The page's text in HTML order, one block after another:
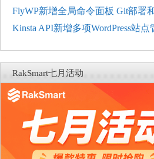
FlyWP新增全局命令面板 Git部署
Kinsta API新增多项WordPress站
RakSmart七月活动